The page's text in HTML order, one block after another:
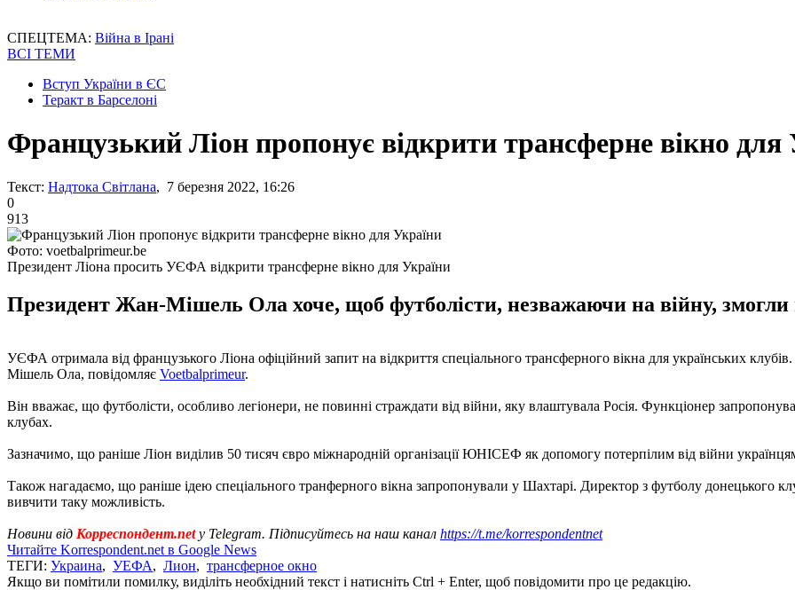
СПЕЦТЕМА: Війна в Ірані
ВСІ ТЕМИ
Вступ України в ЄС
Теракт в Барселоні
Французький Ліон пропонує відкрити трансферне вікно для
Текст: Надтока Світлана, 7 березня 2022, 16:26
0
913
Фото: voetbalprimeur.be
Президент Ліона просить УЄФА відкрити трансферне вікно для України
Президент Жан-Мішель Ола хоче, щоб футболісти, незважаючи на війну, змогли
УЄФА отримала від французького Ліона офіційний запит на відкриття спеціального трансферного вікна для українських
Мішель Ола, повідомляє Voetbalprimeur.
Він вважає, що футболісти, особливо легіонери, не повинні страждати від війни, яку влаштувала Росія. Функціонер
клубах.
Зазначимо, що раніше Ліон виділив 50 тисяч євро міжнародній організації ЮНІСЕФ як допомогу потерпілим від війни
Також нагадаємо, що раніше ідею спеціального транферного вікна запропонували у Шахтарі. Директор з футболу
вивчити таку можливість.
Новини від Корреспондент.netу Telegram. Підписуйтесь на наш канал https://t.me/korrespondentnet
Читайте Korrespondent.net в Google News
ТЕГИ: Украина, УЕФА, Лион, трансферное окно
Якщо ви помітили помилку, виділіть необхідний текст і натисніть Ctrl + Enter, щоб повідомити про це редакцію.